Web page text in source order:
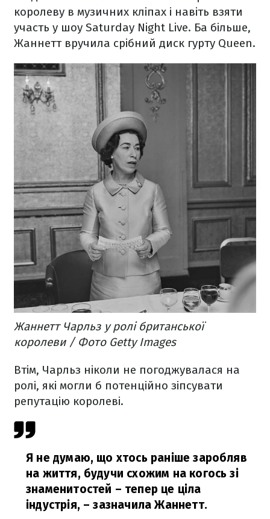
королеву в музичних кліпах і навіть взяти
участь у шоу Saturday Night Live. Ба більше,
Жаннетт вручила срібний диск гурту Queen.
Жаннетт Чарльз у ролі британської
королеви / Фото Getty Images
Втім, Чарльз ніколи не погоджувалася на
ролі, які могли б потенційно зіпсувати
репутацію королеві.
Я не думаю, що хтось раніше заробляв
на життя, будучи схожим на когось зі
знаменитостей – тепер це ціла
індустрія, – зазначила Жаннетт.